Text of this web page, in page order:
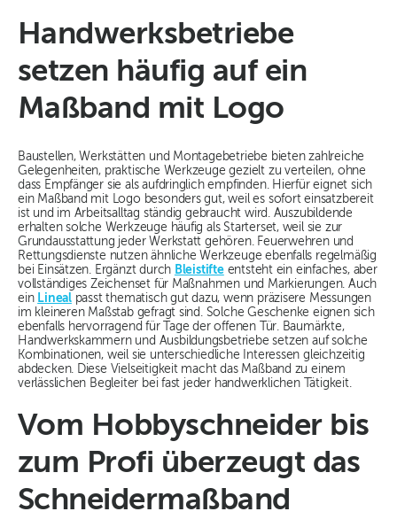
Handwerksbetriebe
setzen häufig auf ein
Maßband mit Logo
Baustellen, Werkstätten und Montagebetriebe bieten zahlreiche
Gelegenheiten, praktische Werkzeuge gezielt zu verteilen, ohne
dass Empfänger sie als aufdringlich empfinden. Hierfür eignet sich
ein Maßband mit Logo besonders gut, weil es sofort einsatzbereit
ist und im Arbeitsalltag ständig gebraucht wird. Auszubildende
erhalten solche Werkzeuge häufig als Starterset, weil sie zur
Grundausstattung jeder Werkstatt gehören. Feuerwehren und
Rettungsdienste nutzen ähnliche Werkzeuge ebenfalls regelmäßig
bei Einsätzen. Ergänzt durch Bleistifteentsteht ein einfaches, aber
vollständiges Zeichenset für Maßnahmen und Markierungen. Auch
ein Linealpasst thematisch gut dazu, wenn präzisere Messungen
im kleineren Maßstab gefragt sind. Solche Geschenke eignen sich
ebenfalls hervorragend für Tage der offenen Tür. Baumärkte,
Handwerkskammern und Ausbildungsbetriebe setzen auf solche
Kombinationen, weil sie unterschiedliche Interessen gleichzeitig
abdecken. Diese Vielseitigkeit macht das Maßband zu einem
verlässlichen Begleiter bei fast jeder handwerklichen Tätigkeit.
Vom Hobbyschneider bis
zum Profi überzeugt das
Schneidermaßband